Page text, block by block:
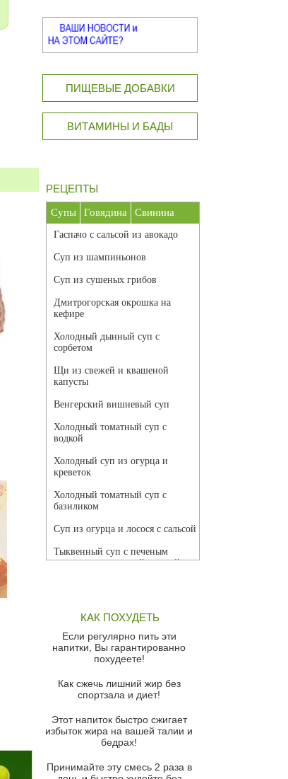
ПИЩЕВЫЕ ДОБАВКИ
ВИТАМИНЫ И БАДЫ
РЕЦЕПТЫ
Супы Говядина Свинина
Гаспачо с сальсой из авокадо
Суп из шампиньонов
Суп из сушеных грибов
Дмитрогорская окрошка на
кефире
Холодный дынный суп с
сорбетом
Щи из свежей и квашеной
капусты
Венгерский вишневый суп
Холодный томатный суп с
водкой
Холодный суп из огурца и
креветок
Холодный томатный суп с
базиликом
Суп из огурца и лосося с сальсой
Тыквенный суп с печеным
чесноком и томатной сальсой
красного перца
Парижский луковый суп
Суп из спаржи и горошка с
Суп-крем из цветной капусты
Французский луковый суп
Суп из баклажанов с моцареллой
КАК ПОХУДЕТЬ
Если регулярно пить эти
напитки, Вы гарантированно
похудеете!
Как сжечь лишний жир без
спортзала и диет!
Этот напиток быстро сжигает
избыток жира на вашей талии и
бедрах!
Принимайте эту смесь 2 раза в